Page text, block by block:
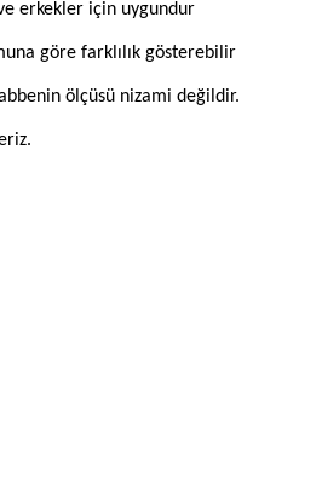
erkekler için uygundur
göre farklılık gösterebilir
ölçüsü nizami değildir.